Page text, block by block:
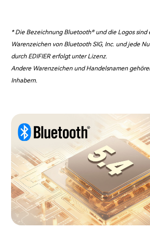
* Die Bezeichnung Bluetooth® und die Logos sind
Warenzeichen von Bluetooth SIG, Inc. und jede
durch EDIFIER erfolgt unter Lizenz.
Andere Warenzeichen und Handelsnamen
Inhabern.